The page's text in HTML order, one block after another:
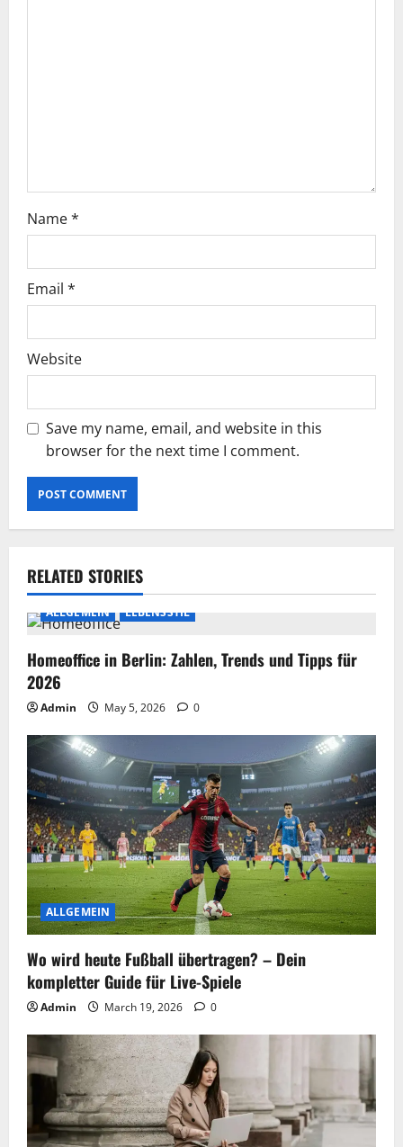
Name*
Email *
Website
Save my name, email, and website in this
browser for the next time I comment.
RELATED STORIES
ALLGEMEIN LEBENSSTIL
Homeoffice in Berlin: Zahlen, Trends und Tipps für
2026
Admin May 5, 2026 0
ALLGEMEIN
Wo wird heute Fußball übertragen? – Dein
kompletter Guide für Live-Spiele
Admin March 19, 2026 0